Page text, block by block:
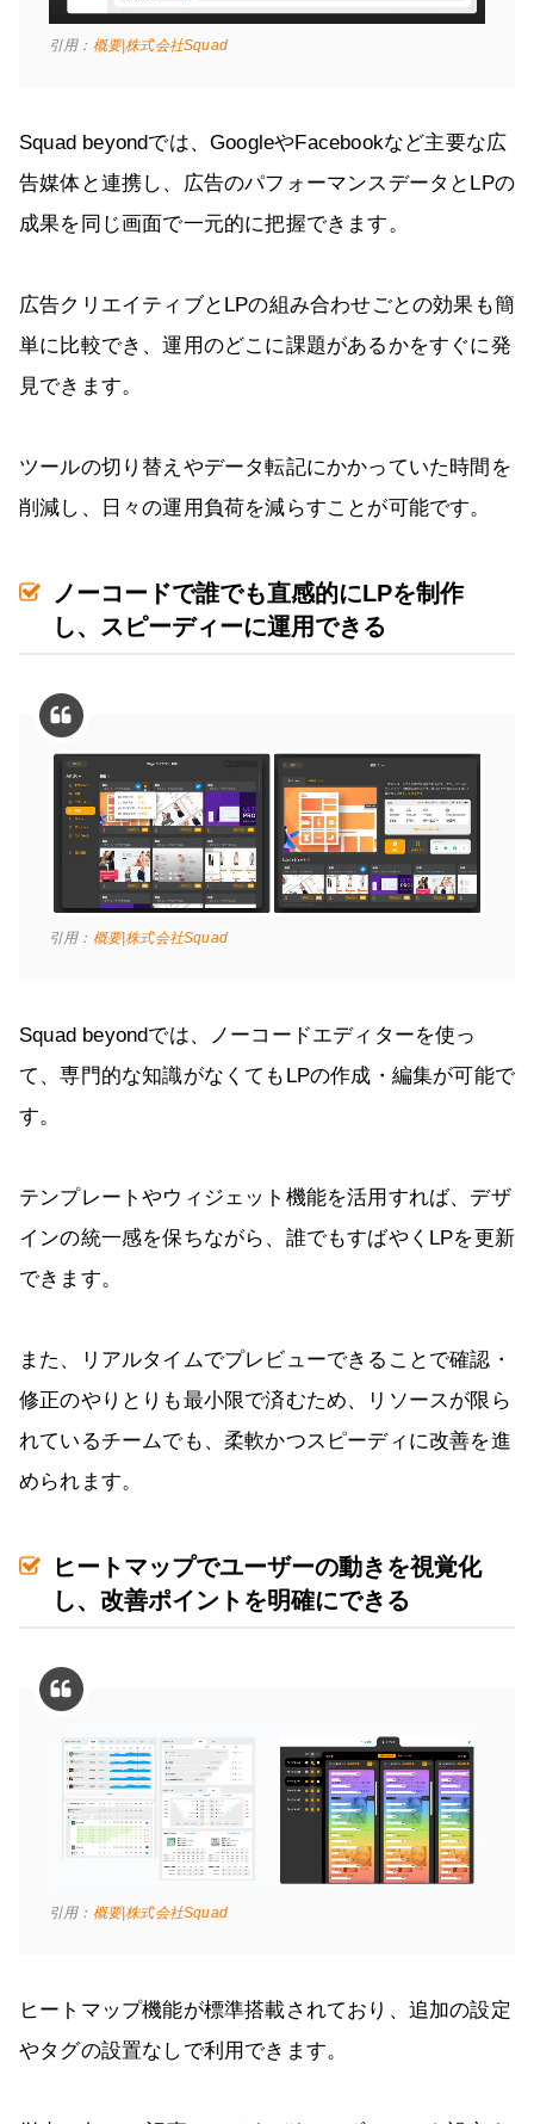
引用： 概要|株式会社Squad
Squad beyondでは、GoogleやFacebookなど主要な広
告媒体と連携し、広告のパフォーマンスデータとLPの
成果を同じ画面で一元的に把握できます。
広告クリエイティブとLPの組み合わせごとの効果も簡
単に比較でき、運用のどこに課題があるかをすぐに発
見できます。
ツールの切り替えやデータ転記にかかっていた時間を
削減し、日々の運用負荷を減らすことが可能です。
ノーコードで誰でも直感的にLPを制作
し、スピーディーに運用できる
引用： 概要|株式会社Squad
Squad beyondでは、ノーコードエディターを使っ
て、専門的な知識がなくてもLPの作成・編集が可能で
す。
テンプレートやウィジェット機能を活用すれば、デザ
インの統一感を保ちながら、誰でもすばやくLPを更新
できます。
また、リアルタイムでプレビューできることで確認・
修正のやりとりも最小限で済むため、リソースが限ら
れているチームでも、柔軟かつスピーディに改善を進
められます。
ヒートマップでユーザーの動きを視覚化
し、改善ポイントを明確にできる
引用： 概要|株式会社Squad
ヒートマップ機能が標準搭載されており、追加の設定
やタグの設置なしで利用できます。